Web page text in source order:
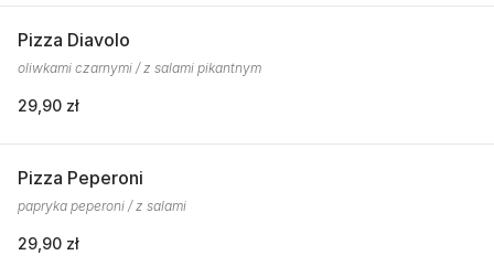
Pizza Diavolo
oliwkami czarnymi / z salami pikantnym
29,90 zł
Pizza Peperoni
papryka peperoni / z salami
29,90 zł